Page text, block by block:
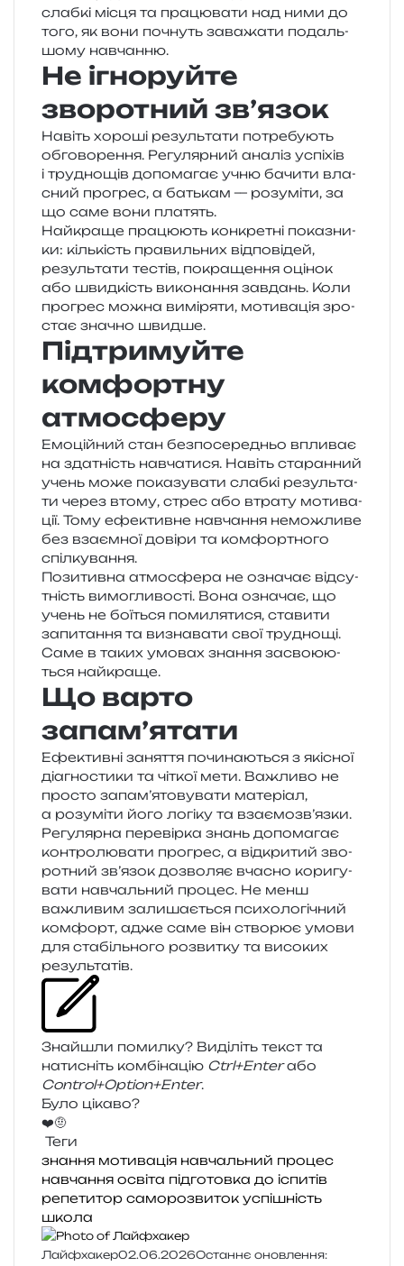
слаб­кі місця та пра­цю­ва­ти над ними до
того, як вони почнуть зава­жа­ти подаль­
шо­му навчанню.
Не ігноруйте
зворотний зв’язок
Навіть хоро­ші резуль­та­ти потре­бу­ють
обго­во­ре­н­ня. Регулярний ана­ліз успі­хів
і тру­дно­щів допо­ма­гає учню бачи­ти вла­
сний про­грес, а батькам — розу­мі­ти, за
що саме вони платять.
Найкраще пра­цю­ють кон­кре­тні пока­зни­
ки: кіль­кість пра­виль­них від­по­від­ей,
резуль­та­ти тестів, покра­ще­н­ня оці­нок
або швид­кість вико­на­н­ня зав­дань. Коли
про­грес можна вимі­ря­ти, моти­ва­ція зро­
стає зна­чно швидше.
Підтримуйте
комфортну
атмосферу
Емоційний стан без­по­се­ре­дньо впли­ває
на зда­тність навча­ти­ся. Навіть ста­ран­ний
учень може пока­зу­ва­ти слаб­кі резуль­та­
ти через втому, стрес або втра­ту моти­ва­
ції. Тому ефе­ктив­не навча­н­ня немо­жли­ве
без вза­єм­ної дові­ри та ком­фор­тно­го
спілкування.
Позитивна атмо­сфе­ра не озна­чає від­су­
тність вимо­гли­во­сті. Вона озна­чає, що
учень не бої­ться поми­ля­ти­ся, ста­ви­ти
запи­та­н­ня та визна­ва­ти свої тру­дно­щі.
Саме в таких умо­вах зна­н­ня засво­ю­ю­
ться найкраще.
Що варто
запам’ятати
Ефективні заня­т­тя почи­на­ю­ться з які­сної
діа­гно­сти­ки та чіткої мети. Важливо не
про­сто запам’ятовувати мате­рі­ал,
а розу­мі­ти його логі­ку та взаємозв’язки.
Регулярна пере­вір­ка знань допо­ма­гає
кон­тро­лю­ва­ти про­грес, а від­кри­тий зво­
ро­тний зв’язок дозво­ляє вча­сно кори­гу­
ва­ти навчаль­ний про­цес. Не менш
важли­вим зали­ша­є­ться пси­хо­ло­гі­чний
ком­форт, адже саме він ство­рює умови
для ста­біль­но­го роз­ви­тку та висо­ких
результатів.
Знайшли помил­ку? Виділіть текст та
нати­сніть ком­бі­на­цію Ctrl+Enterабо
Control+Option+Enter.
Було цікаво?
❤️🤨
Теги
знання мотивація навчальний процес
навчання освіта підготовка до іспитів
репетитор саморозвиток успішність
школа
Лайфхакер02.06.2026Останнє оновлення: